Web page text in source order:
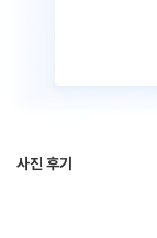
사진 후기